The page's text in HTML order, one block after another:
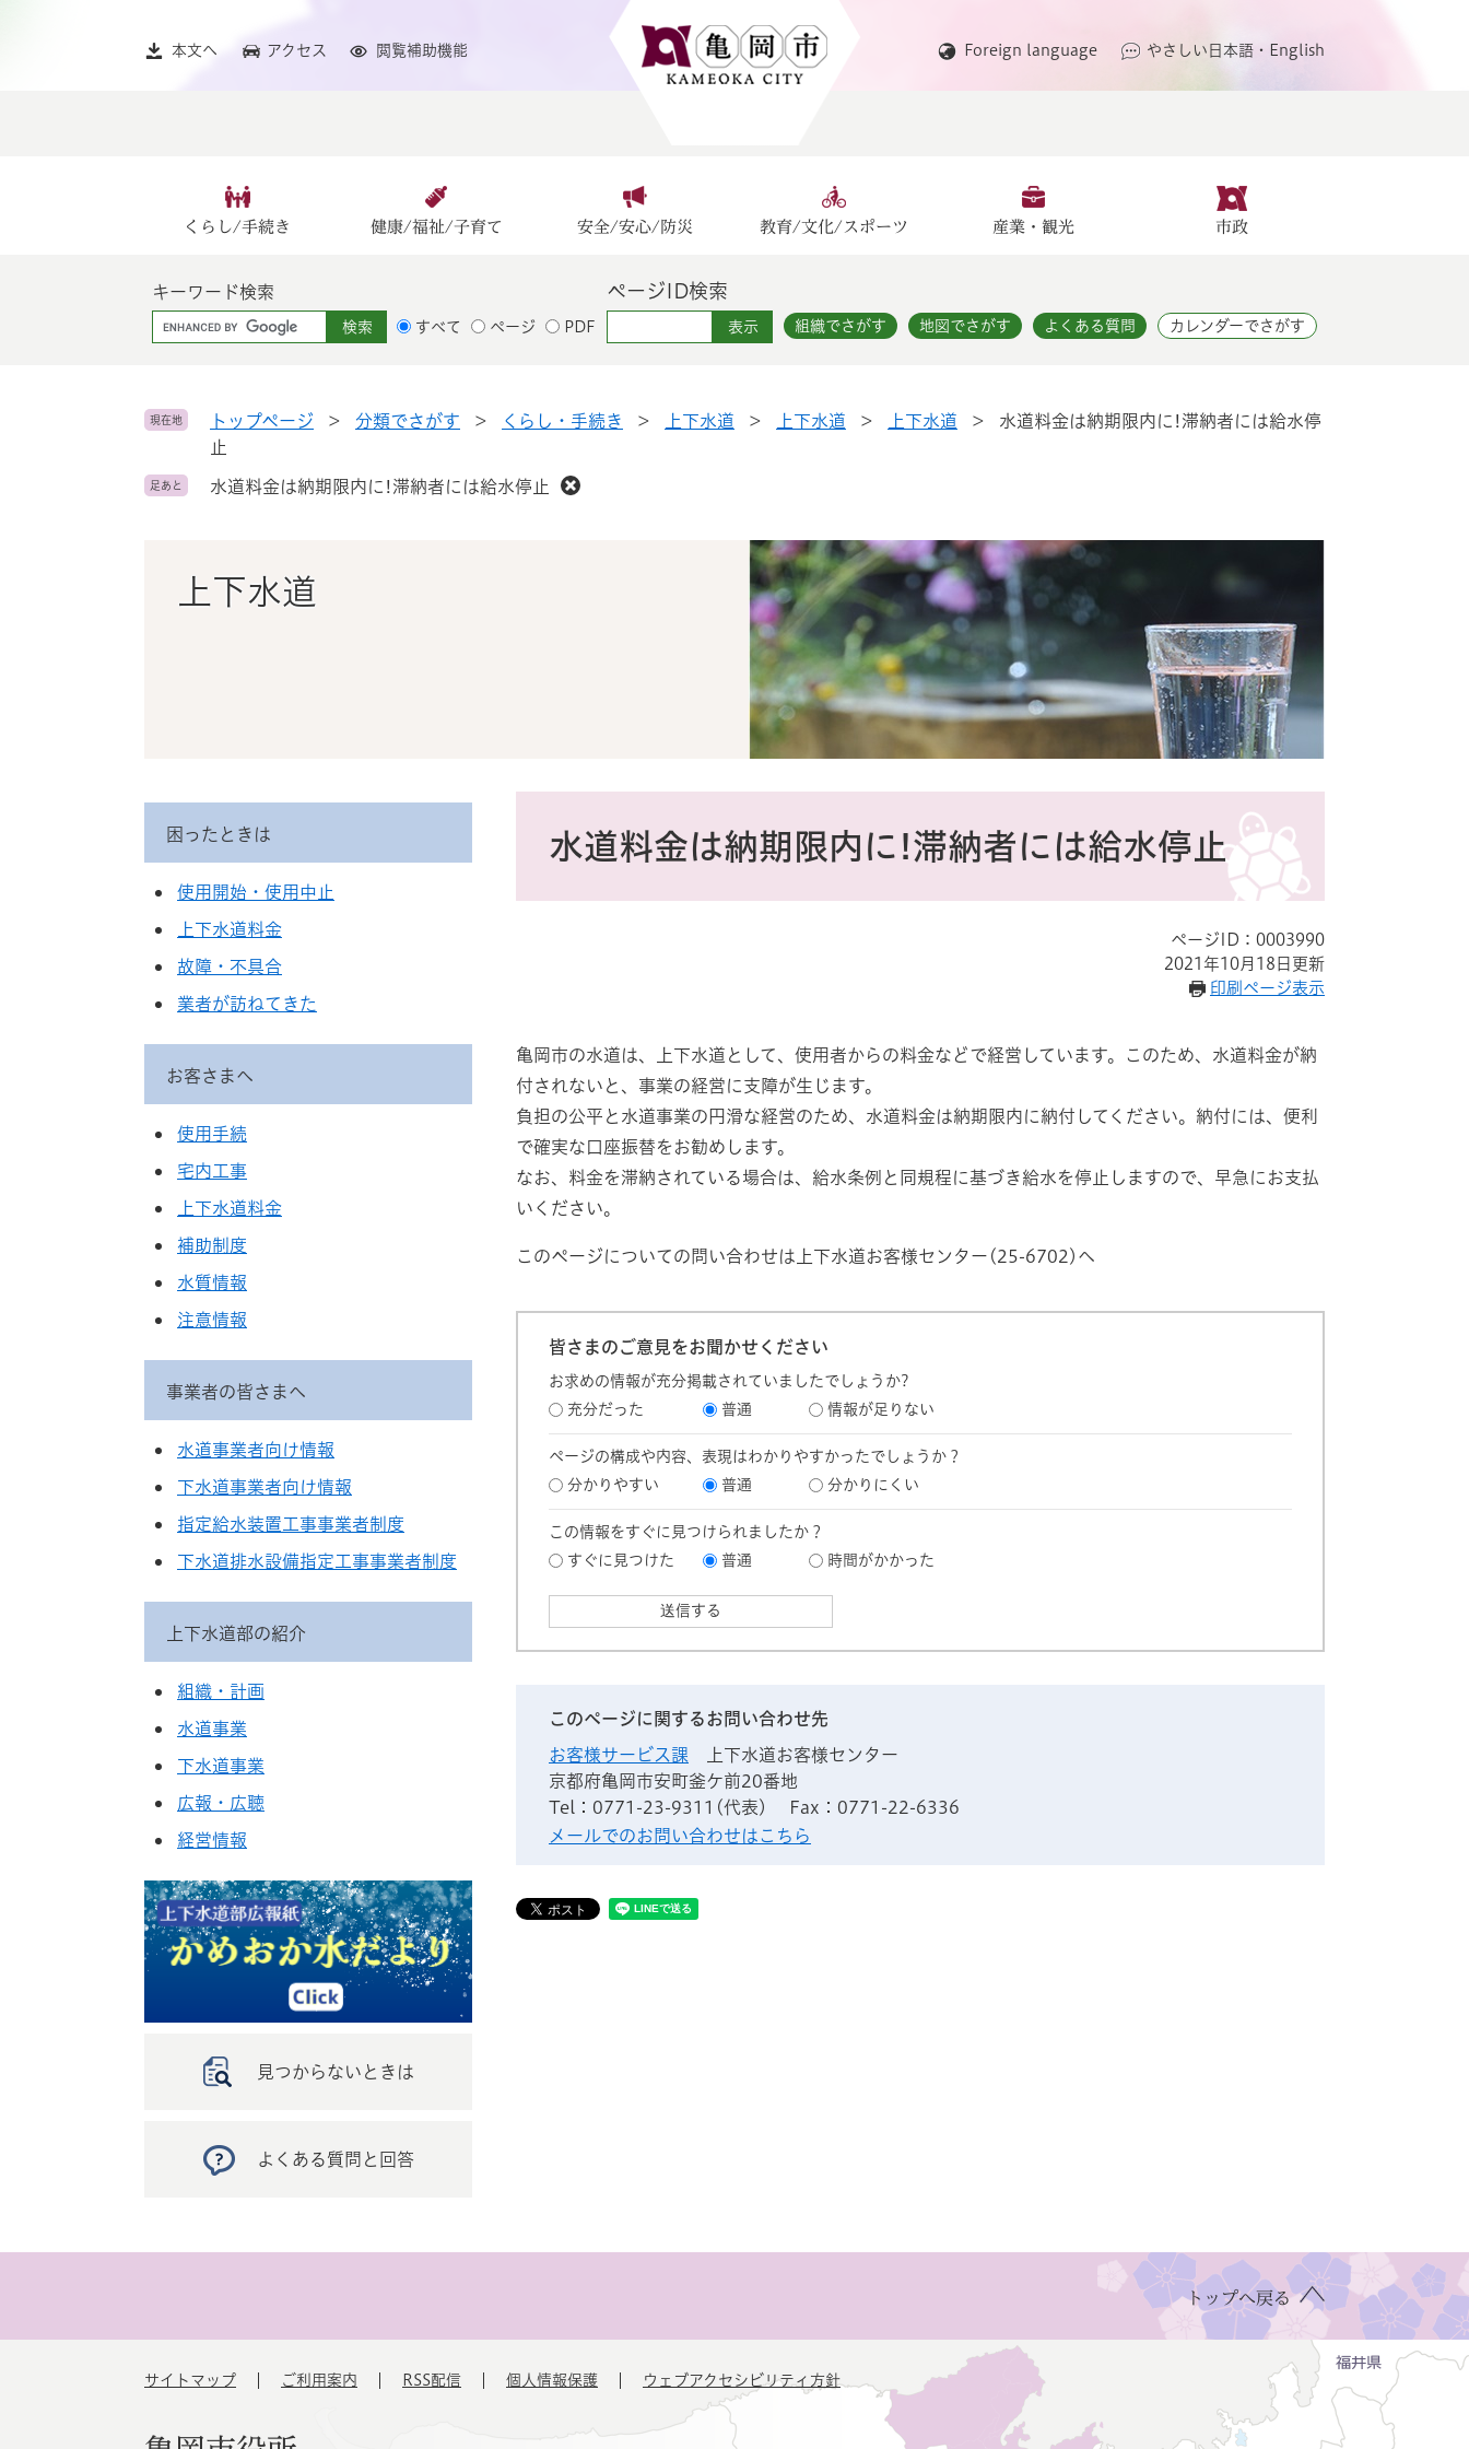
本文へ アクセス 閲覧補助機能 Foreign language やさしい日本語・English
くらし/手続き 健康/福祉/子育て 安全/安心/防災 教育/文化/スポーツ 産業・観光 市政
キーワード検索
G
o
l
ス
すべて ページ PDF
ページID検索
組織でさがす 地図でさがす よくある質問 カレンダーでさがす
現在地 トップページ > 分類でさがす > くらし・手続き > 上下水道 > 上下水道 > 上下水道 >
水道料金は納期限内に!滞納者には給水停
止
足あと 水道料金は納期限内に!滞納者には給水停止
上下水道
水道料金は納期限内に!滞納者には給水停止
ページID：0003990
2021年10月18日更新
印刷ページ表示
亀岡市の水道は、上下水道として、使用者からの料金などで経営しています。このため、水道料金が納
付されないと、事業の経営に支障が生じます。
負担の公平と水道事業の円滑な経営のため、水道料金は納期限内に納付してください。納付には、便利
で確実な口座振替をお勧めします。
なお、料金を滞納されている場合は、給水条例と同規程に基づき給水を停止しますので、早急にお支払
いください。
このページについての問い合わせは上下水道お客様センター(25-6702)へ
皆さまのご意見をお聞かせください
お求めの情報が充分掲載されていましたでしょうか?
充分だった
普通 情報が足りない
ページの構成や内容、表現はわかりやすかったでしょうか？
分かりやすい
普通 分かりにくい
この情報をすぐに見つけられましたか？
すぐに見つけた
普通 時間がかかった
このページに関するお問い合わせ先
お客様サービス課
上下水道お客様センター
京都府亀岡市安町釜ケ前20番地
Tel：0771-23-9311(代表)
Fax：0771-22-6336
メールでのお問い合わせはこちら
困ったときは
使用開始・使用中止
上下水道料金
故障・不具合
業者が訪ねてきた
お客さまへ
使用手続
宅内工事
上下水道料金
補助制度
水質情報
注意情報
事業者の皆さまへ
水道事業者向け情報
下水道事業者向け情報
指定給水装置工事事業者制度
下水道排水設備指定工事事業者制度
上下水道部の紹介
組織・計画
水道事業
下水道事業
広報・広聴
経営情報
見つからないときは
よくある質問と回答
トップへ戻る
サイトマップ ご利用案内 RSS配信 個人情報保護 ウェブアクセシビリティ方針